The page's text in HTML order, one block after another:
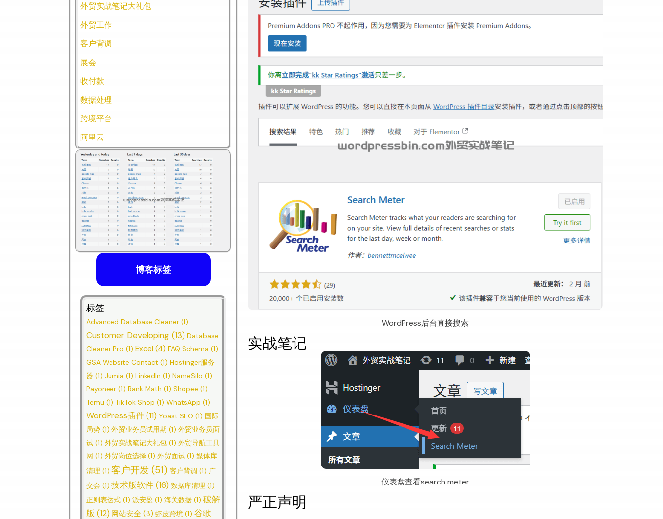
外贸实战笔记大礼包
外贸工作
客户背调
展会
收付款
数据处理
跨境平台
阿里云
博客标签
标签
Advanced Database Cleaner (1)
Customer Developing (13) Database
Cleaner Pro (1) Excel (4) FAQ Schema (1)
GSA Website Contact (1) Hostinger服务
器 (1) Jumia (1) LinkedIn (1) NameSilo (1)
Payoneer (1) Rank Math (1) Shopee (1)
Temu (1) TikTok Shop (1) WhatsApp (1)
WordPress插件(11) Yoast SEO (1) 国际
局势 (1) 外贸业务员试用期 (1) 外贸业务员面
试 (1) 外贸实战笔记大礼包 (1) 外贸导航工具
网 (1) 外贸岗位选择 (1) 外贸面试 (1) 媒体库
清理 (1) 客户开发 (51) 客户背调 (1) 广
交会 (1) 技术版软件 (16) 数据库清理 (1)
正则表达式 (1) 派安盈 (1) 海关数据 (1) 破解
版 (12) 网站安全 (3) 虾皮跨境 (1) 谷歌
WordPress后台直接搜索
实战笔记
仪表盘查看search meter
严正声明